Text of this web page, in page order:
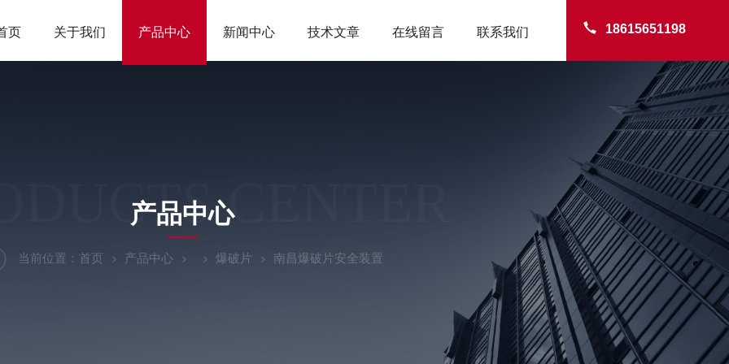
18615651198
页 关于我们 产品中心 新闻中心 技术文章 在线留言 联系我们
CENTER
产品中心
当前位置： 首页 产品中心 爆破片 南昌爆破片安全装置